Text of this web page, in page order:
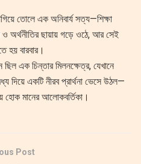
তোলে এক অনিবার্য সত্য—শিক্ষা
ও অর্থনীতির ছায়ায় গড়ে ওঠে, আর সেই
হয় বারবার।
এক চিন্তার মিলনক্ষেত্র, যেখানে
দিয়ে একটি নীরব প্রার্থনা ভেসে উঠল—
হোক মানের আলোকবর্তিকা।
Post